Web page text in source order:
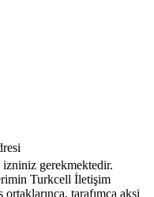
gerekmektedir.
Turkcell İletişim
tarafımca aksi